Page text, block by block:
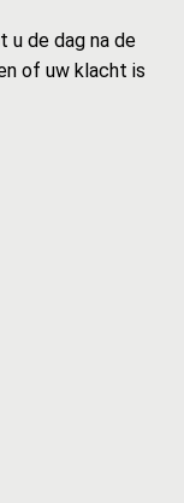
u de dag na de
of uw klacht is